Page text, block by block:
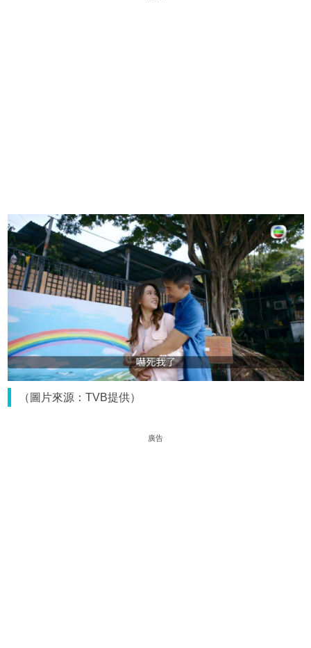
（圖片來源：TVB提供）
廣告